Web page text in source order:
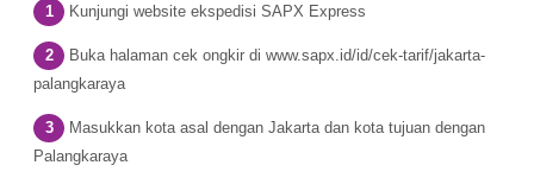
Kunjungi website ekspedisi SAPX Express
Buka halaman cek ongkir di www.sapx.id/id/cek-tarif/jakarta-
palangkaraya
Masukkan kota asal dengan Jakarta dan kota tujuan dengan
Palangkaraya